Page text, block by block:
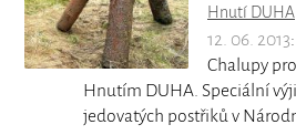
Hnutí DUHA
12. 06. 2013
Chalupy
Hnutím DUHA. Speciální
jedovatých postřiků v